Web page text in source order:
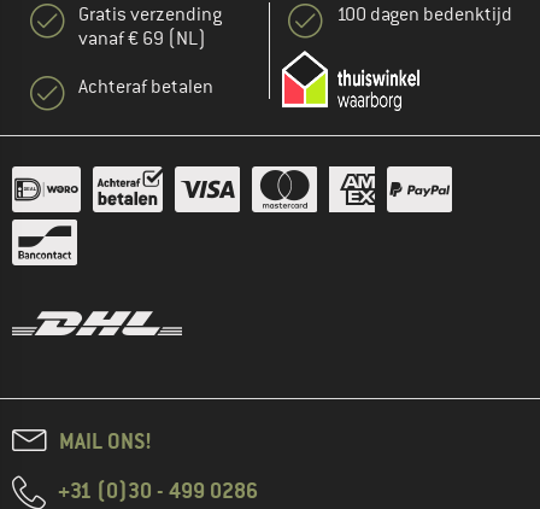
Gratis verzending
vanaf € 69 (NL)
Achteraf betalen
100 dagen bedenktijd
MAIL ONS!
+31 (0)30 - 499 0286